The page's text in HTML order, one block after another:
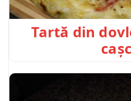
Tartă din